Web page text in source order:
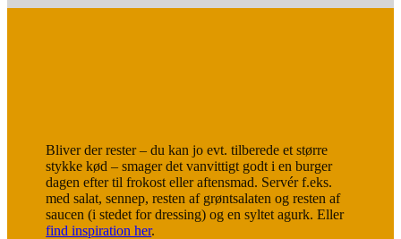
Bliver der rester – du kan jo evt. tilberede et større
stykke kød – smager det vanvittigt godt i en burger
dagen efter til frokost eller aftensmad. Servér f.eks.
med salat, sennep, resten af grøntsalaten og resten af
saucen (i stedet for dressing) og en syltet agurk. Eller
find inspiration her.